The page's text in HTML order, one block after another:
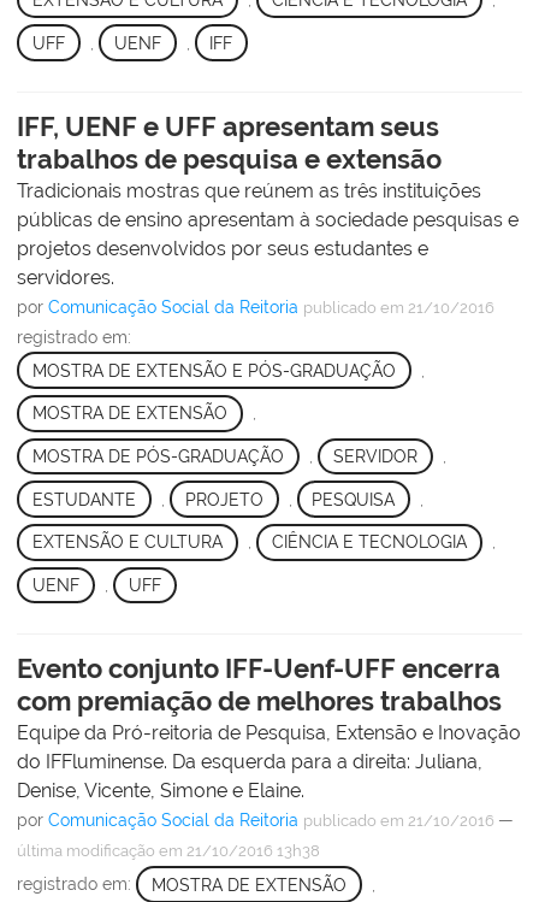
UFF UENF IFF
IFF, UENF e UFF apresentam seus
trabalhos de pesquisa e extensão
Tradicionais mostras que reúnem as três instituições
públicas de ensino apresentam à sociedade pesquisas e
projetos desenvolvidos por seus estudantes e
servidores.
por Comunicação Social da Reitoria publicado em 21/10/2016
registrado em:
MOSTRA DE EXTENSÃO E PÓS-GRADUAÇÃO
MOSTRA DE EXTENSÃO ,
MOSTRA DE PÓS-GRADUAÇÃO SERVIDOR
ESTUDANTE PROJETO PESQUISA
EXTENSÃO E CULTURA , CIÊNCIA E TECNOLOGIA ,
UENF UFF
Evento conjunto IFF-Uenf-UFF encerra
com premiação de melhores trabalhos
Equipe da Pró-reitoria de Pesquisa, Extensão e Inovação
do IFFluminense. Da esquerda para a direita: Juliana,
Denise, Vicente, Simone e Elaine.
por Comunicação Social da Reitoria publicado em 21/10/2016 —
última modificação em 21/10/2016 13h38
registrado em: MOSTRA DE EXTENSÃO